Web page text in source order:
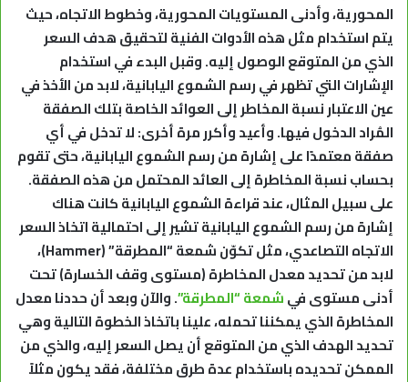
المحورية، وأدنى المستويات المحورية، وخطوط الاتجاه، حيث
يتم استخدام مثل هذه الأدوات الفنية لتحقيق هدف السعر
الذي من المتوقع الوصول إليه. وقبل البدء في استخدام
الإشارات التي تظهر في رسم الشموع اليابانية، لابد من الأخذ في
عين الاعتبار نسبة المخاطر إلى العوائد الخاصة بتلك الصفقة
المُراد الدخول فيها. وأعيد وأكرر مرة أخرى: لا تدخل في أي
صفقة معتمدًا على إشارة من رسم الشموع اليابانية، حتى تقوم
بحساب نسبة المخاطرة إلى العائد المحتمل من هذه الصفقة.
على سبيل المثال، عندقراءة الشموع اليابانية كانت هناك
إشارة من رسم الشموع اليابانية تشير إلى احتمالية اتخاذ السعر
الاتجاه التصاعدي، مثل تكوّن شمعة “المطرقة” (Hammer)،
لابد من تحديد معدل المخاطرة (مستوى وقف الخسارة) تحت
أدنى مستوى فيشمعة “المطرقة”. والآن وبعد أن حددنا معدل
المخاطرة الذي يمكننا تحمله، علينا باتخاذ الخطوة التالية وهي
تحديد الهدف الذي من المتوقع أن يصل السعر إليه، والذي من
الممكن تحديده باستخدام عدة طرق مختلفة، فقد يكون مثلاً